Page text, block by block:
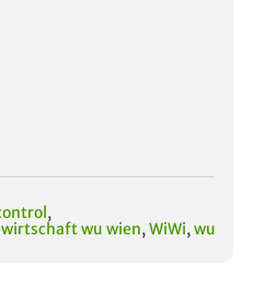
,
wirtschaft wu wien, WiWi, wu